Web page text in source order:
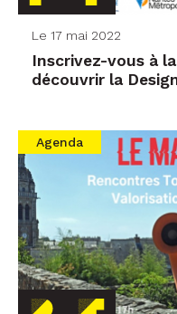
Le 17 mai 2022
Inscrivez-vous à
découvrir la
Agenda